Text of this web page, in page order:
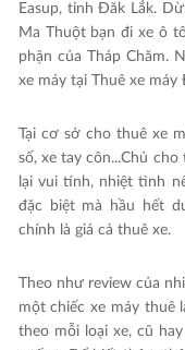
Easup, tỉnh Đăk Lắk.
Ma Thuột bạn đi xe ô
phận của Tháp Chăm.
xe máy tại Thuê xe
Tại cơ sở cho thuê xe
số, xe tay côn...Chủ
lại vui tính, nhiệt tình
đặc biệt mà hầu hết
chính là giá cả thuê xe.
Theo như review của
một chiếc xe máy thuê
theo mỗi loại xe, cũ